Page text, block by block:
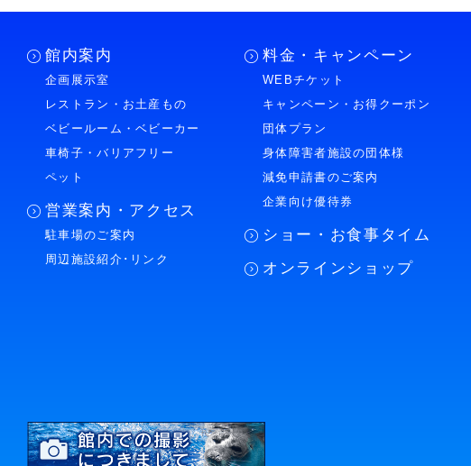
館内案内
企画展示室
レストラン・お土産もの
ベビールーム・ベビーカー
車椅子・バリアフリー
ペット
営業案内・アクセス
駐車場のご案内
周辺施設紹介･リンク
料金・キャンペーン
WEBチケット
キャンペーン・お得クーポン
団体プラン
身体障害者施設の団体様
減免申請書のご案内
企業向け優待券
ショー・お食事タイム
オンラインショップ